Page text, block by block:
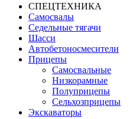
СПЕЦТЕХНИКА
Самосвалы
Седельные тягачи
Шасси
Автобетоно­смесители
Прицепы
Самосвальные
Низкорамные
Полуприцепы
Сельхозприцепы
Экскаваторы